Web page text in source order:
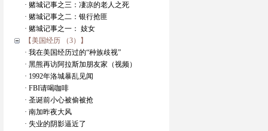
· 赌城记事之三：凄凉的老人之死
· 赌城记事之二：银行抢匪
· 赌城记事之一： 妓女
【美国经历 （3）】
· 我在美国经历过的“种族歧视”
· 黑熊再访阿拉斯加朋友家（视频）
· 1992年洛城暴乱见闻
· FBI请喝咖啡
· 圣诞前小心被偷被抢
· 南加昨夜大风
· 失业的阴影逼近了